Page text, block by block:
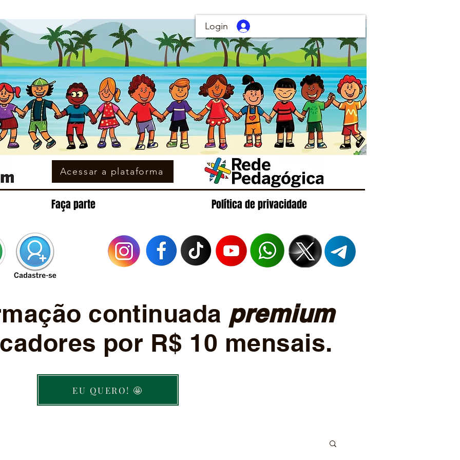
Login
Acessar a plataforma
Faça parte Política de privacidade
continuada premium
por R$ 10 mensais.
EU QUERO! 🤩